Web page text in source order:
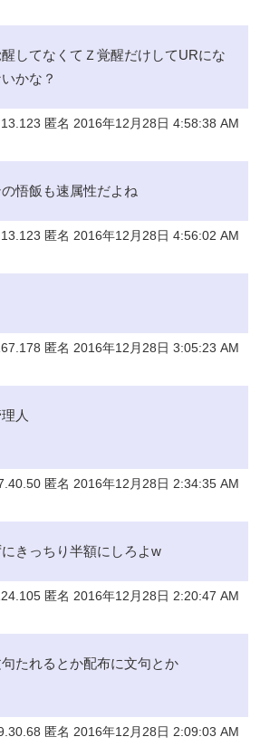
してなくてＺ覚醒だけしてURにな
かな？
匿名 2016年12月28日 4:58:38 AM
悟飯も速属性だよね
匿名 2016年12月28日 4:56:02 AM
匿名 2016年12月28日 3:05:23 AM
人
匿名 2016年12月28日 2:34:35 AM
きっちり半額にしろよw
匿名 2016年12月28日 2:20:47 AM
たれるとか配布に文句とか
匿名 2016年12月28日 2:09:03 AM